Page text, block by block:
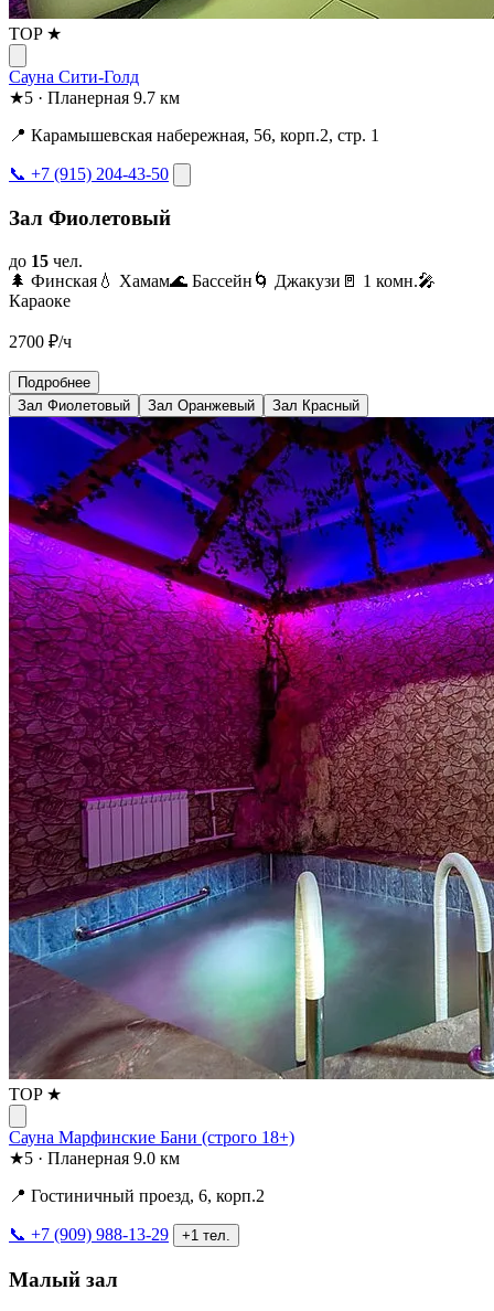
TOP ★
Сауна Сити-Голд
★5 · Планерная 9.7 км
📍 Карамышевская набережная, 56, корп.2, стр. 1
📞 +7 (915) 204-43-50
Зал Фиолетовый
до 15 чел.
🌲 Финская 💧 Хамам🌊 Бассейн 🌀 Джакузи 🚪 1 комн.🎤
Караоке
2700 ₽/ч
Подробнее
Зал Фиолетовый
Зал Оранжевый Зал Красный
TOP ★
Сауна Марфинские Бани (строго 18+)
★5 · Планерная 9.0 км
📍 Гостиничный проезд, 6, корп.2
📞 +7 (909) 988-13-29 +1 тел.
Малый зал